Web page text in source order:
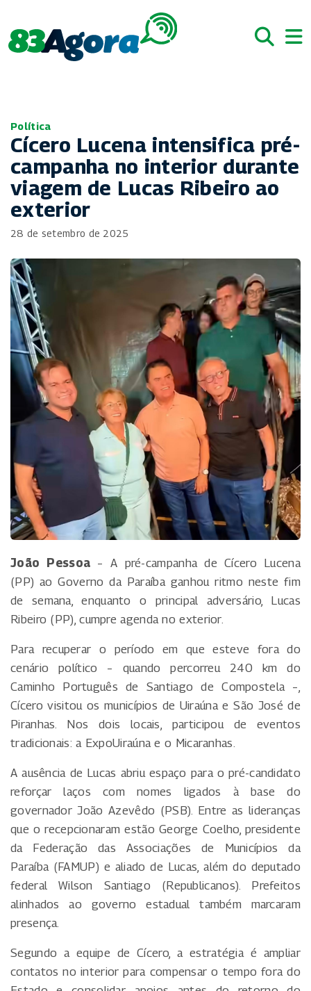
Política
Cícero Lucena intensifica pré-
campanha no interior durante
viagem de Lucas Ribeiro ao
exterior
28 de setembro de 2025
João Pessoa – A pré-campanha de Cícero Lucena
(PP) ao Governo da Paraíba ganhou ritmo neste fim
de semana, enquanto o principal adversário, Lucas
Ribeiro (PP), cumpre agenda no exterior.
Para recuperar o período em que esteve fora do
cenário político – quando percorreu 240 km do
Caminho Português de Santiago de Compostela –,
Cícero visitou os municípios de Uiraúna e São José de
Piranhas. Nos dois locais, participou de eventos
tradicionais: a ExpoUiraúna e o Micaranhas.
A ausência de Lucas abriu espaço para o pré-candidato
reforçar laços com nomes ligados à base do
governador João Azevêdo (PSB). Entre as lideranças
que o recepcionaram estão George Coelho, presidente
da Federação das Associações de Municípios da
Paraíba (FAMUP) e aliado de Lucas, além do deputado
federal Wilson Santiago (Republicanos). Prefeitos
alinhados ao governo estadual também marcaram
presença.
Segundo a equipe de Cícero, a estratégia é ampliar
contatos no interior para compensar o tempo fora do